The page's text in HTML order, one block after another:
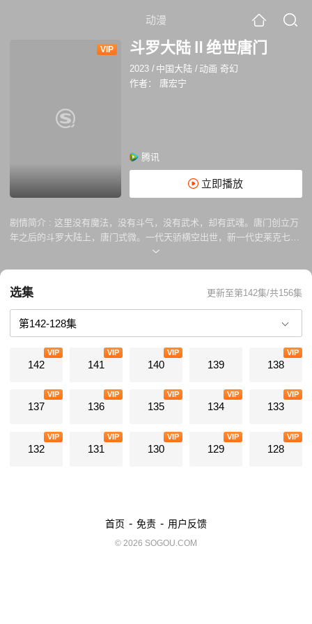
动漫
VIP 斗罗大陆Ⅱ绝世唐门
2023 / 中国大陆 / 动画 奇幻
作者：
唐宏宁
腾讯
立即播放
剧情简介 : 这里没有魔法，没有斗气，没有武术，却有武魂。唐门创立万
年之后的斗罗大陆上，唐门式微。一代天骄横空出世，新一代史莱克七怪
能否重振唐门，谱写一曲绝世唐门之歌？ 百万年魂兽，手握日月摘星辰的
选集 更新至第142集/共156集
142
VIP
141
VIP
140
VIP
139 138
VIP
137
VIP
136
VIP
135
VIP
134
VIP
133
VIP
132
VIP
131
VIP
130
VIP
129
VIP
128
VIP
首页 - 免责 - 用户反馈
© 2026 SOGOU.COM